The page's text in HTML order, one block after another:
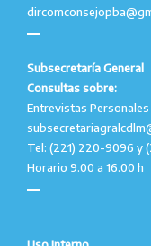
Subsecretaría General
Consultas sobre:
Entrevistas
Tel: (221) 220-9096 y
Horario 9.00 a 16.00 h